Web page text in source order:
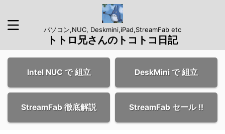
パソコン,NUC, Deskmini,iPad,StreamFab etc
トトロ兄さんのトコトコ日記
Intel NUC で 組立 DeskMini で 組立
StreamFab 徹底解説 StreamFab セール !!